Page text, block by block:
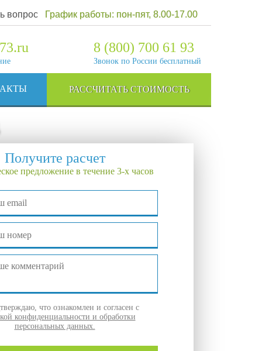
вопрос График работы: пон-пят, 8.00-17.00
8 (800) 700 61 93
Звонок по России бесплатный
РАССЧИТАТЬ СТОИМОСТЬ
Получите расчет
предложение в течение 3-х часов
что ознакомлен и согласен с
конфиденциальности и обработки
персональных данных.